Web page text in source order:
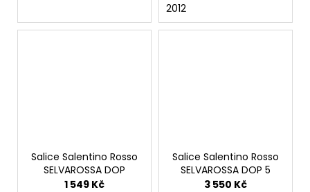
2012
Salice Salentino Rosso
SELVAROSSA DOP
Magnum.
1 549 Kč
Salice Salentino Rosso
SELVAROSSA DOP 5
litrů.
3 550 Kč